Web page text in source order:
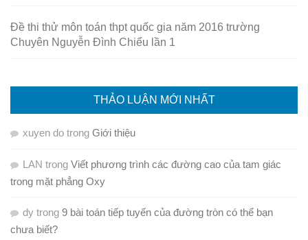
Đề thi thử môn toán thpt quốc gia năm 2016 trường
Chuyên Nguyễn Đình Chiểu lần 1
THẢO LUẬN MỚI NHẤT
xuyen do trong Giới thiệu
LAN trong Viết phương trình các đường cao của tam giác
trong mặt phẳng Oxy
dy trong 9 bài toán tiếp tuyến của đường tròn có thể bạn
chưa biết?